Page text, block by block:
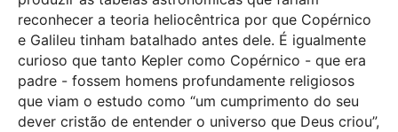
reconhecer a teoria heliocêntrica por que Copérnico
e Galileu tinham batalhado antes dele. É igualmente
curioso que tanto Kepler como Copérnico - que era
padre - fossem homens profundamente religiosos
que viam o estudo como “um cumprimento do seu
dever cristão de entender o universo que Deus criou”,